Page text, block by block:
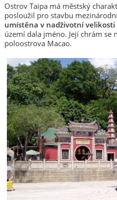
Ostrov Taipa má městský
posloužil pro stavbu
umístěna v nadživotní velikosti
území dala jméno. Její chrám se
poloostrova Macao.